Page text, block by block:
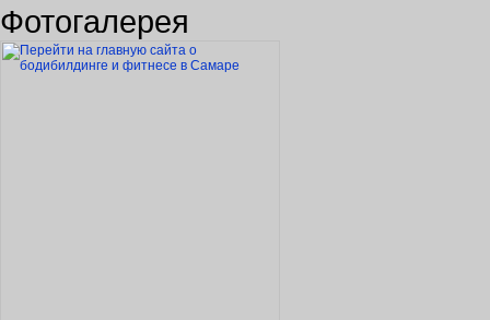
Фотогалерея